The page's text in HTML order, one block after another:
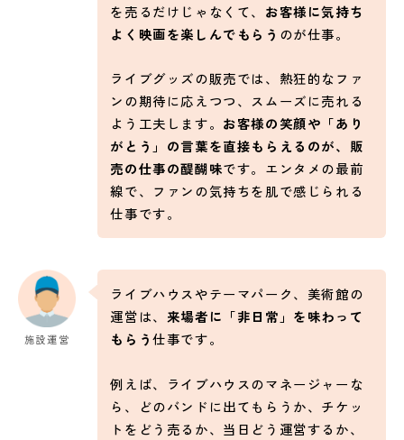
を売るだけじゃなくて、 お客様に気持ち
よく映画を楽しんでもらう のが仕事。
ライブグッズの販売では、熱狂的なファ
ンの期待に応えつつ、スムーズに売れる
よう工夫します。 お客様の笑顔や「あり
がとう」の言葉を直接もらえるのが、販
売の仕事の醍醐味です。エンタメの最前
線で、ファンの気持ちを肌で感じられる
仕事です。
施設運営
ライブハウスやテーマパーク、美術館の
運営は、 来場者に「非日常」を味わって
もらう仕事です。
例えば、ライブハウスのマネージャーな
ら、どのバンドに出てもらうか、チケッ
トをどう売るか、当日どう運営するか、